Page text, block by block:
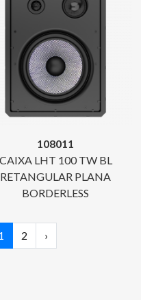
108011
LHT 100 TW BL
RETANGULAR PLANA
BORDERLESS
2 ›